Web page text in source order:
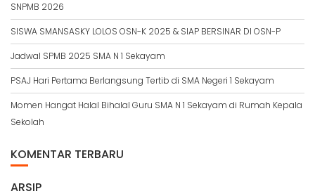
SNPMB 2026
SISWA SMANSASKY LOLOS OSN-K 2025 & SIAP BERSINAR DI OSN-P
Jadwal SPMB 2025 SMA N 1 Sekayam
PSAJ Hari Pertama Berlangsung Tertib di SMA Negeri 1 Sekayam
Momen Hangat Halal Bihalal Guru SMA N 1 Sekayam di Rumah Kepala
Sekolah
KOMENTAR TERBARU
ARSIP